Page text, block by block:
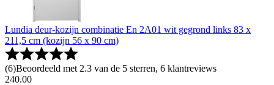
Lundia deur-kozijn combinatie En 2A01 wit gegrond links 83 x
211,5 cm (kozijn 56 x 90 cm)
(6)Beoordeeld met 2.3 van de 5 sterren, 6 klantreviews
240.00